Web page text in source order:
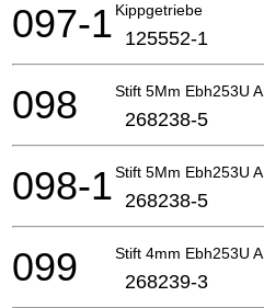
Kippgetriebe
097-1 125552-1
Stift 5Mm Ebh253U A
098 268238-5
Stift 5Mm Ebh253U A
098-1 268238-5
Stift 4mm Ebh253U A
099 268239-3